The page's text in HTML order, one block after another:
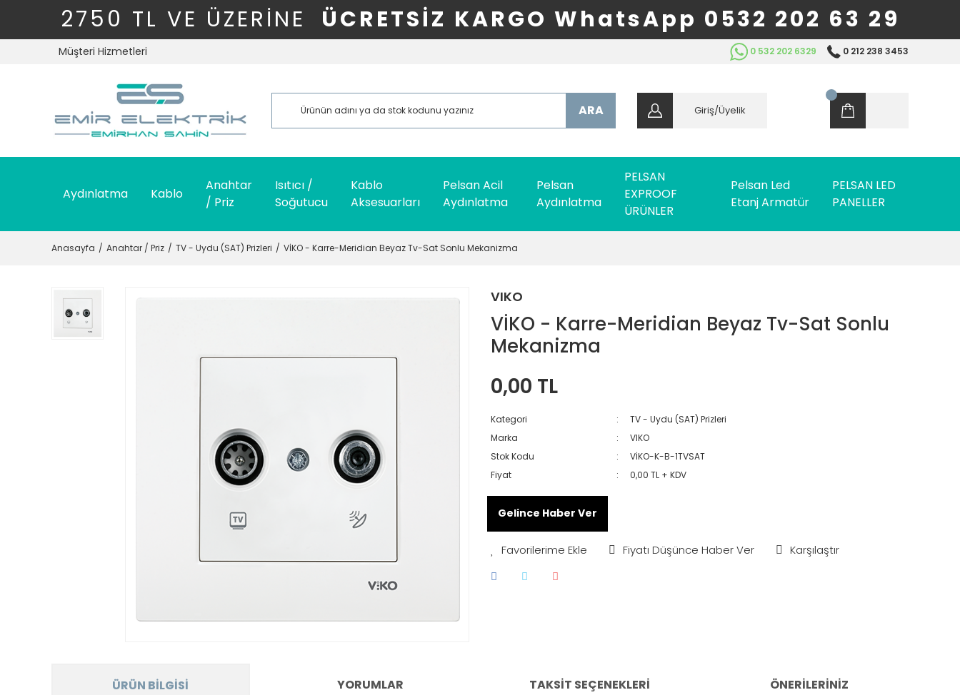
2750 TL VE ÜZERİNE ÜCRETSİZ KARGO WhatsApp 0532 202 63 29
Müşteri Hizmetleri 0 532 202 6329 0 212 238 3453
ARA Giriş/Üyelik
Aydınlatma Kablo
Anahtar
/ Priz
Isıtıcı /
Soğutucu
Kablo
Aksesuarları
Pelsan Acil
Aydınlatma
Pelsan
Aydınlatma
PELSAN
EXPROOF
ÜRÜNLER
Pelsan Led
Etanj Armatür
PELSAN LED
PANELLER
Anasayfa Anahtar / Priz TV - Uydu (SAT) Prizleri VİKO - Karre-Meridian Beyaz Tv-Sat Sonlu Mekanizma
VIKO
VİKO - Karre-Meridian Beyaz Tv-Sat Sonlu
Mekanizma
0,00 TL
Kategori
TV - Uydu (SAT) Prizleri
Marka
VIKO
Stok Kodu
VİKO-K-B-1TVSAT
Fiyat
0,00 TL + KDV
Gelince Haber Ver
Fiyatı Düşünce Haber Ver Karşılaştır
ÜRÜN BILGISI YORUMLAR TAKSIT SEÇENEKLERI ÖNERILERINIZ